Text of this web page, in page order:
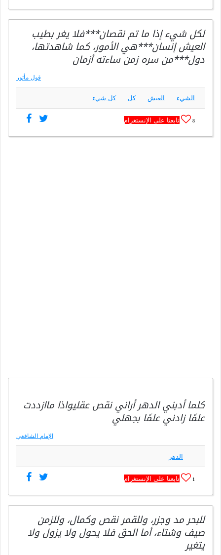
لكل شيء إذا ما تم نقصان***فلا يغر بطيب
العيش إنسان***هي الأمور، كما شاهدتها،
دول***من سره زمن ساءته أزمان
قول مأثور
الشيء العيش كل كل شيء
8 تابعنا على الإنستغرام
كلما أدبني الدهر أراني نقص عقليواذا ماازددت
علمًا زادني علمًا بجهلي
الإمام الشافعي
الدهر
1 تابعنا على الإنستغرام
للبحر مد وجزر، وللقمر نقص وكمال، وللزمن
صيف وشتاء، أما الحق فلا يحول ولا يزول ولا
يتغير